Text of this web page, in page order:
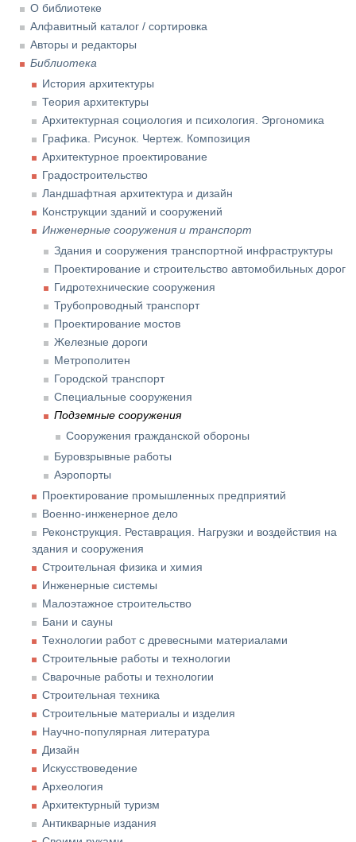
О библиотеке
Алфавитный каталог / сортировка
Авторы и редакторы
Библиотека
История архитектуры
Теория архитектуры
Архитектурная социология и психология. Эргономика
Графика. Рисунок. Чертеж. Композиция
Архитектурное проектирование
Градостроительство
Ландшафтная архитектура и дизайн
Конструкции зданий и сооружений
Инженерные сооружения и транспорт
Здания и сооружения транспортной инфраструктуры
Проектирование и строительство автомобильных дорог
Гидротехнические сооружения
Трубопроводный транспорт
Проектирование мостов
Железные дороги
Метрополитен
Городской транспорт
Специальные сооружения
Подземные сооружения
Сооружения гражданской обороны
Буровзрывные работы
Аэропорты
Проектирование промышленных предприятий
Военно-инженерное дело
Реконструкция. Реставрация. Нагрузки и воздействия на
здания и сооружения
Строительная физика и химия
Инженерные системы
Малоэтажное строительство
Бани и сауны
Технологии работ с древесными материалами
Строительные работы и технологии
Сварочные работы и технологии
Строительная техника
Строительные материалы и изделия
Научно-популярная литература
Дизайн
Искусствоведение
Археология
Архитектурный туризм
Антикварные издания